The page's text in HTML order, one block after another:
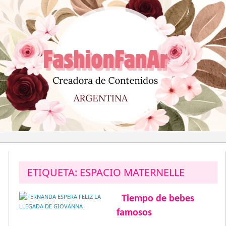
al
contenido
ETIQUETA: ESPACIO MATERNELLE
Tiempo de bebes
famosos